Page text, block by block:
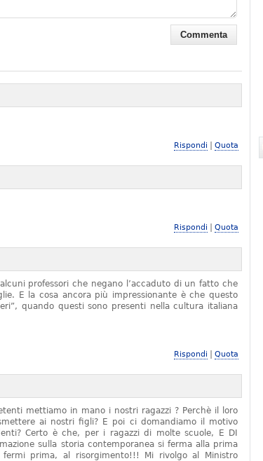
Rispondi Quota
Rispondi Quota
professori che negano l’accaduto di un fatto che
E la cosa ancora più impressionante è che questo
quando questi sono presenti nella cultura italiana
Rispondi Quota
mettiamo in mano i nostri ragazzi ? Perchè il loro
ai nostri figli? E poi ci domandiamo il motivo
Certo è che, per i ragazzi di molte scuole, E DI
sulla storia contemporanea si ferma alla prima
prima, al risorgimento!!! Mi rivolgo al Ministro